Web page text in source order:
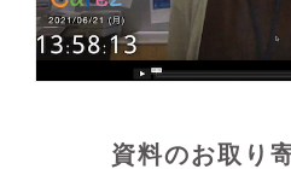
資料のお取り